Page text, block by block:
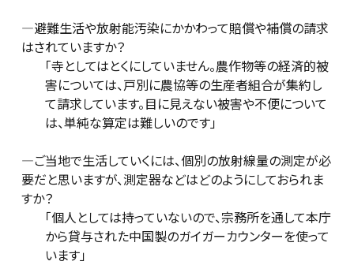
―避難生活や放射能汚染にかかわって賠償や補償の請求
はされていますか？
「寺としてはとくにしていません。農作物等の経済的被
害については、戸別に農協等の生産者組合が集約し
て請求しています。目に見えない被害や不便について
は、単純な算定は難しいのです」
―ご当地で生活していくには、個別の放射線量の測定が必
要だと思いますが、測定器などはどのようにしておられま
すか？
「個人としては持っていないので、宗務所を通して本庁
から貸与された中国製のガイガーカウンターを使って
います」